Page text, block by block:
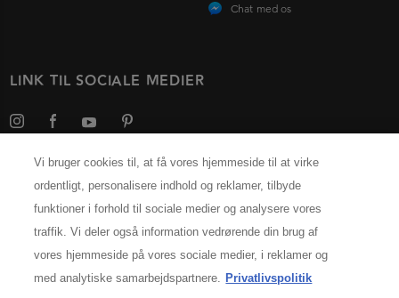
Chat med os
LINK TIL SOCIALE MEDIER
Vælg dit land
PRODUCENTINFORMATION
Kérastase Paris
Vi bruger cookies til, at få vores hjemmeside til at virke
ordentligt, personalisere indhold og reklamer, tilbyde
funktioner i forhold til sociale medier og analysere vores
traffik. Vi deler også information vedrørende din brug af
vores hjemmeside på vores sociale medier, i reklamer og
med analytiske samarbejdspartnere. Privatlivspolitik